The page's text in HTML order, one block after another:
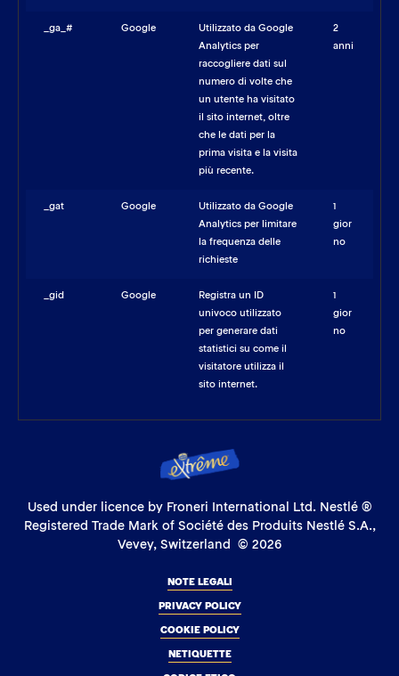
_ga_# Google
Utilizzato da Google
Analytics per
raccogliere dati sul
numero di volte che
un utente ha visitato
il sito internet, oltre
che le dati per la
prima visita e la visita
più recente.
2
anni
_gat Google
Utilizzato da Google
Analytics per limitare
la frequenza delle
richieste
1
gior
no
_gid Google
Registra un ID
univoco utilizzato
per generare dati
statistici su come il
visitatore utilizza il
sito internet.
1
gior
no
Used under licence by Froneri International Ltd. Nestlé ®
Registered Trade Mark of Société des Produits Nestlé S.A.,
Vevey, Switzerland © 2026
NOTE LEGALI
PRIVACY POLICY
COOKIE POLICY
NETIQUETTE